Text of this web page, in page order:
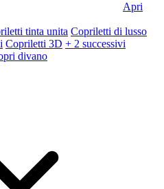
Apri
tinta unita Copriletti di lusso
Copriletti 3D + 2 successivi
divano